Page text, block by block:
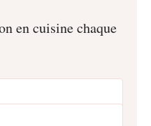
en cuisine chaque